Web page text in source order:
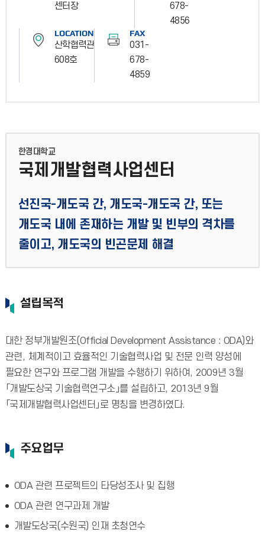
센터장
678-
4856
LOCATION
산학협력관
608호
FAX
031-
678-
4859
한경대학교
국제개발협력사업센터
선진국-개도국 간, 개도국-개도국 간, 또는
개도국 내에 존재하는 개발 및 빈부의 격차를
줄이고, 개도국의 빈곤문제 해결
설립목적
대한 정부개발원조(Official Development Assistance : ODA)와
관련, 체계적이고 효율적인 기술협력사업 및 전문 인력 양성에
필요한 연구와 프로그램 개발을 수행하기 위하여, 2009년 3월
「개발도상국 기술협력연구소」를 설립하고, 2013년 9월
「국제개발협력사업센터」로 명칭을 변경하였다.
주요업무
ODA 관련 프로젝트의 타당성조사 및 집행
ODA 관련 연구과제 개발
개발도상국(수원국) 인재 초청연수